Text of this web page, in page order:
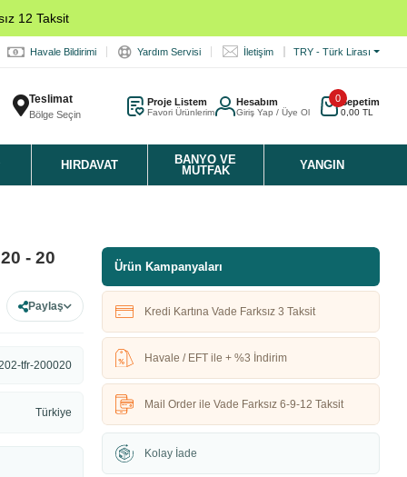
12 Taksit
Havale Bildirimi Yardım Servisi İletişim TRY - Türk Lirası
Teslimat
Bölge Seçin
Proje Listem
Favori Ürünlerim
Hesabım
Giriş Yap / Üye Ol
0Sepetim
0,00 TL
HIRDAVAT
BANYO VE
MUTFAK
YANGIN
- 20
Paylaş
tfr-200020
Türkiye
Ürün Kampanyaları
Kredi Kartına Vade Farksız 3 Taksit
Havale / EFT ile + %3 İndirim
Mail Order ile Vade Farksız 6-9-12 Taksit
Kolay İade